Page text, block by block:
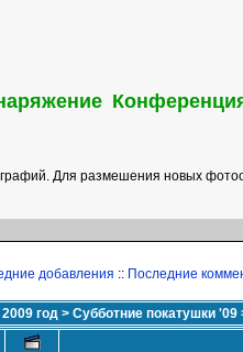
Для размешения новых
добавления :: Последние
год > Субботние покатушки '09